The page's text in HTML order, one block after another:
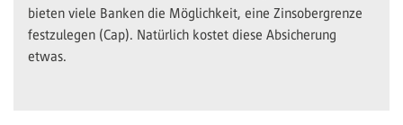
bieten viele Banken die Möglichkeit, eine Zinsobergrenze
festzulegen (Cap). Natürlich kostet diese Absicherung
etwas.